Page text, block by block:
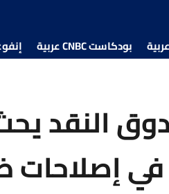
بودكاست CNBC عربية
النقد
في إصلاحات